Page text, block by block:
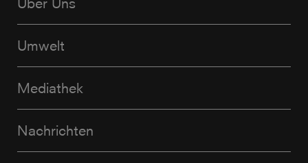
Umwelt
Mediathek
Nachrichten